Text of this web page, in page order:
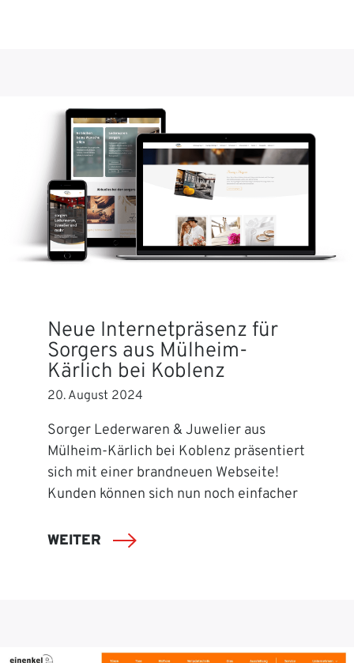
Neue Internetpräsenz für
Sorgers aus Mülheim-
Kärlich bei Koblenz
20. August 2024
Sorger Lederwaren & Juwelier aus
Mülheim-Kärlich bei Koblenz präsentiert
sich mit einer brandneuen Webseite!
Kunden können sich nun noch einfacher
WEITER